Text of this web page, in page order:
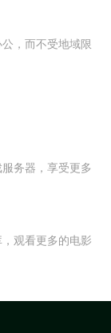
，而不受地域限
务器，享受更多
观看更多的电影